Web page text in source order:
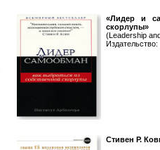
«Лидер и
скорлупы»
(Leadership
Стивен Р.